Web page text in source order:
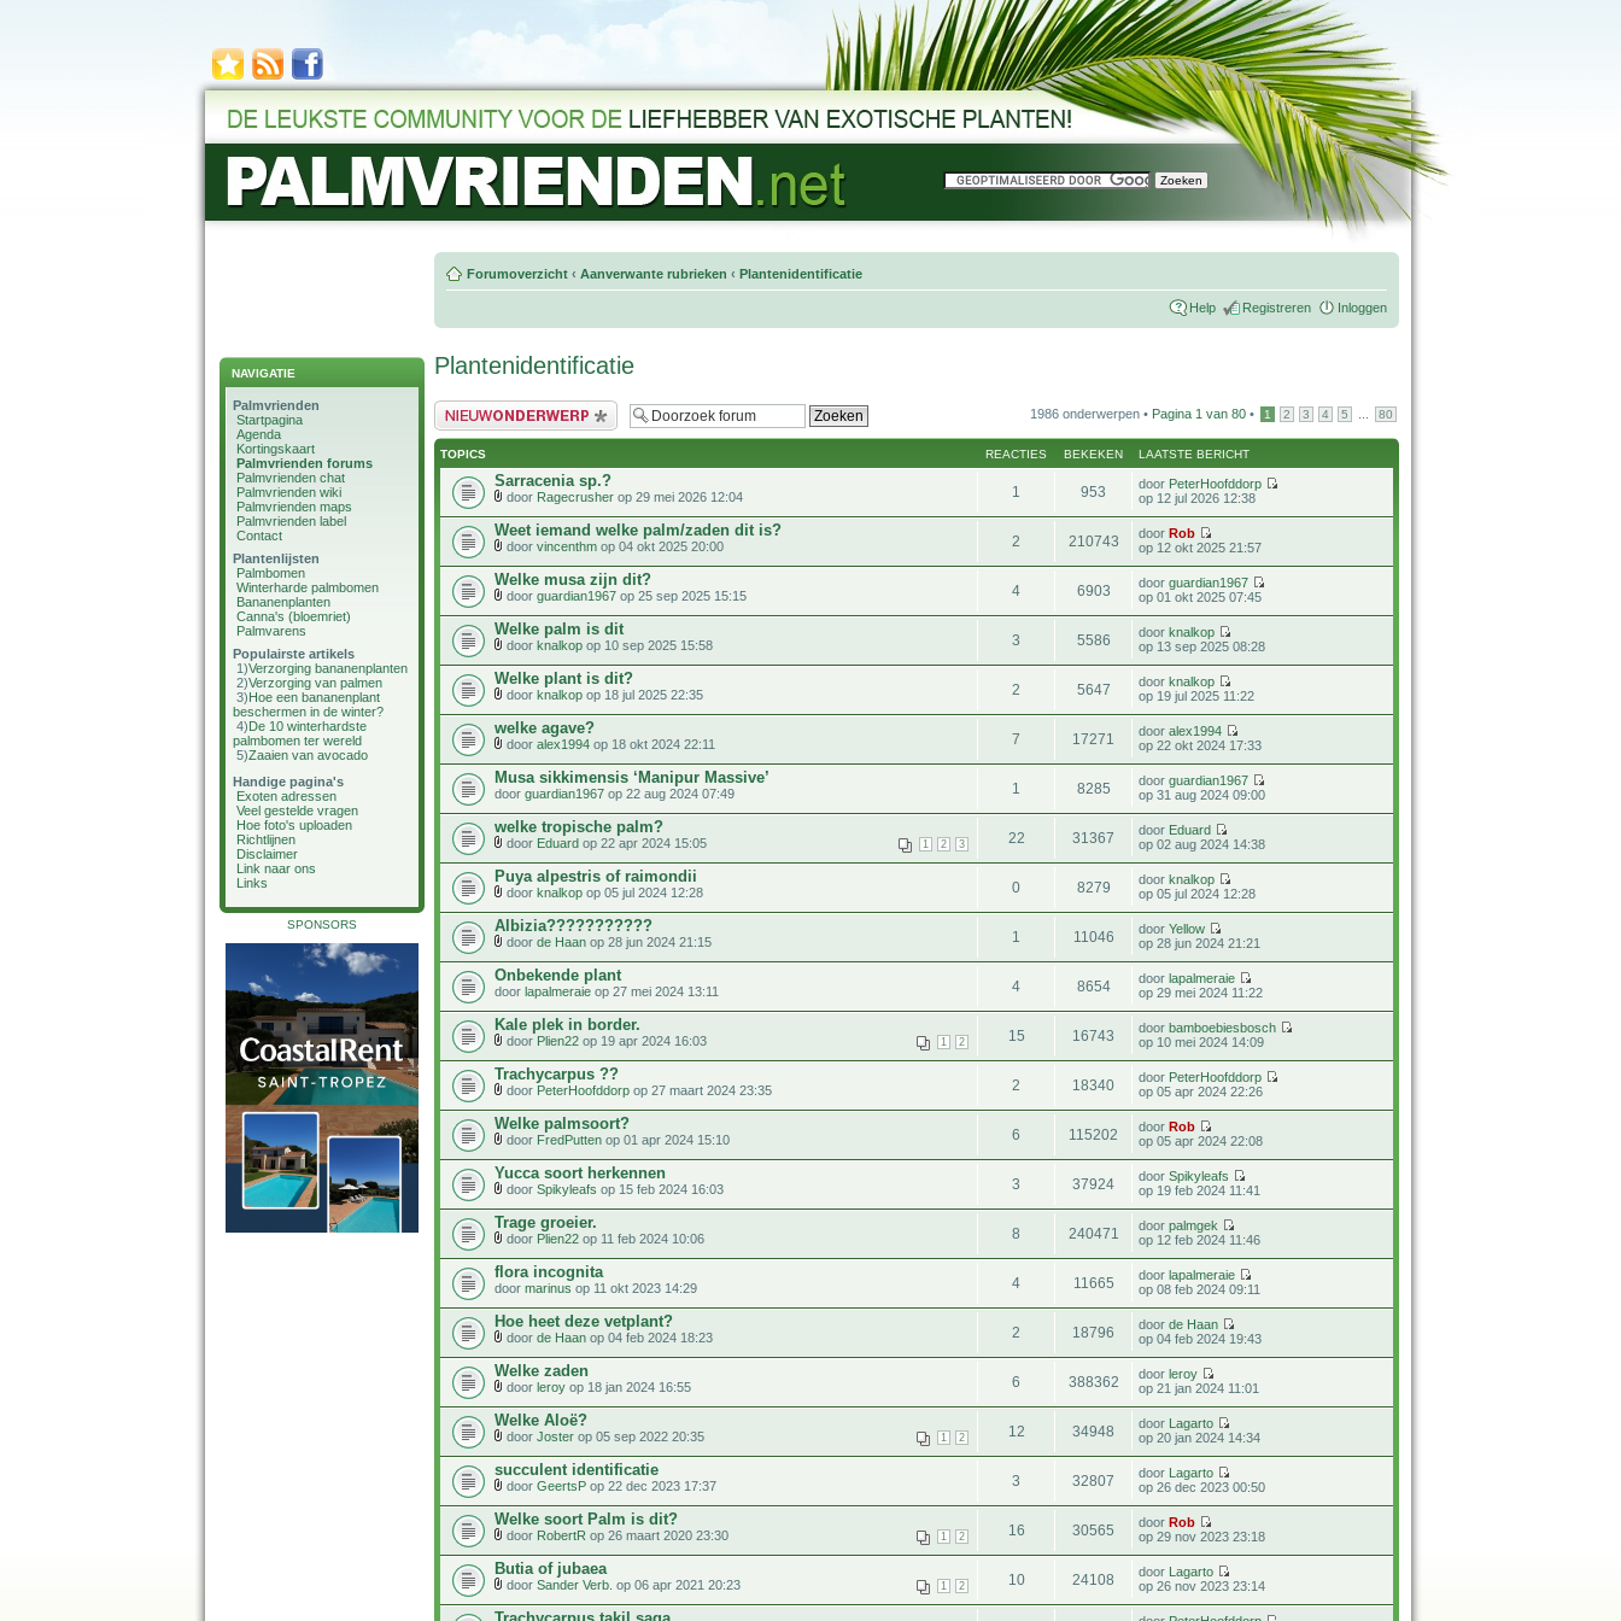
NAVIGATIE
Palmvrienden
Startpagina
Agenda
Kortingskaart
Palmvrienden forums
Palmvrienden chat
Palmvrienden wiki
Palmvrienden maps
Palmvrienden label
Contact
Plantenlijsten
Palmbomen
Winterharde palmbomen
Bananenplanten
Canna's (bloemriet)
Palmvarens
Populairste artikels
1)Verzorging bananenplanten
2)Verzorging van palmen
3)Hoe een bananenplant
beschermen in de winter?
4)De 10 winterhardste
palmbomen ter wereld
5)Zaaien van avocado
Handige pagina's
Exoten adressen
Veel gestelde vragen
Hoe foto's uploaden
Richtlijnen
Disclaimer
Link naar ons
Links
SPONSORS
Forumoverzicht ‹ Aanverwante rubrieken ‹ Plantenidentificatie
Help Registreren Inloggen
Plantenidentificatie
Plaats een nieuw bericht 1986 onderwerpen • Pagina 1 van 80 • 1 2 3 4 5 80
TOPICS REACTIES BEKEKEN LAATSTE BERICHT
Sarracenia sp.?
door Ragecrusher op 29 mei 2026 12:04 1 953 door PeterHoofddorp
op 12 jul 2026 12:38
Weet iemand welke palm/zaden dit is?
door vincenthm op 04 okt 2025 20:00 2 210743 doorRob
op 12 okt 2025 21:57
Welke musa zijn dit?
door guardian1967 op 25 sep 2025 15:15 4 6903 doorguardian1967
op 01 okt 2025 07:45
Welke palm is dit
door knalkop op 10 sep 2025 15:58 3 5586 doorknalkop
op 13 sep 2025 08:28
Welke plant is dit?
door knalkop op 18 jul 2025 22:35 2 5647 doorknalkop
op 19 jul 2025 11:22
welke agave?
door alex1994 op 18 okt 2024 22:11 7 17271 dooralex1994
op 22 okt 2024 17:33
Musa sikkimensis ‘Manipur Massive’
door guardian1967 op 22 aug 2024 07:49 1 8285 doorguardian1967
op 31 aug 2024 09:00
welke tropische palm?
1 2 3
door Eduard op 22 apr 2024 15:05 22 31367 door Eduard
op 02 aug 2024 14:38
Puya alpestris of raimondii
door knalkop op 05 jul 2024 12:28 0 8279 doorknalkop
op 05 jul 2024 12:28
Albizia???????????
door de Haan op 28 jun 2024 21:15 1 11046 doorYellow
op 28 jun 2024 21:21
Onbekende plant
door lapalmeraie op 27 mei 2024 13:11 4 8654 doorlapalmeraie
op 29 mei 2024 11:22
Kale plek in border.
1 2
door Plien22 op 19 apr 2024 16:03 15 16743 doorbamboebiesbosch
op 10 mei 2024 14:09
Trachycarpus ??
door PeterHoofddorp op 27 maart 2024 23:35 2 18340 door PeterHoofddorp
op 05 apr 2024 22:26
Welke palmsoort?
door FredPutten op 01 apr 2024 15:10 6 115202 doorRob
op 05 apr 2024 22:08
Yucca soort herkennen
door Spikyleafs op 15 feb 2024 16:03 3 37924 doorSpikyleafs
op 19 feb 2024 11:41
Trage groeier.
door Plien22 op 11 feb 2024 10:06 8 240471 doorpalmgek
op 12 feb 2024 11:46
flora incognita
door marinus op 11 okt 2023 14:29 4 11665 doorlapalmeraie
op 08 feb 2024 09:11
Hoe heet deze vetplant?
door de Haan op 04 feb 2024 18:23 2 18796 doorde Haan
op 04 feb 2024 19:43
Welke zaden
door leroy op 18 jan 2024 16:55 6 388362 doorleroy
op 21 jan 2024 11:01
Welke Aloë?
1 2
door Joster op 05 sep 2022 20:35 12 34948 door Lagarto
op 20 jan 2024 14:34
succulent identificatie
door GeertsP op 22 dec 2023 17:37 3 32807 door Lagarto
op 26 dec 2023 00:50
Welke soort Palm is dit?
1 2
door RobertR op 26 maart 2020 23:30 16 30565 doorRob
op 29 nov 2023 23:18
Butia of jubaea
1 2
door Sander Verb. op 06 apr 2021 20:23 10 24108 door Lagarto
op 26 nov 2023 23:14
Trachycarpus takil saga